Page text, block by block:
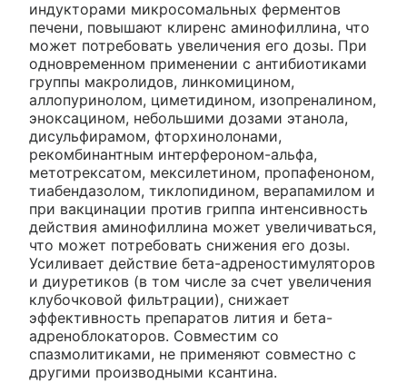
индукторами микросомальных ферментов
печени, повышают клиренс аминофиллина, что
может потребовать увеличения его дозы. При
одновременном применении с антибиотиками
группы макролидов, линкомицином,
аллопуринолом, циметидином, изопреналином,
эноксацином, небольшими дозами этанола,
дисульфирамом, фторхинолонами,
рекомбинантным интерфероном-альфа,
метотрексатом, мексилетином, пропафеноном,
тиабендазолом, тиклопидином, верапамилом и
при вакцинации против гриппа интенсивность
действия аминофиллина может увеличиваться,
что может потребовать снижения его дозы.
Усиливает действие бета-адреностимуляторов
и диуретиков (в том числе за счет увеличения
клубочковой фильтрации), снижает
эффективность препаратов лития и бета-
адреноблокаторов. Совместим со
спазмолитиками, не применяют совместно с
другими производными ксантина.